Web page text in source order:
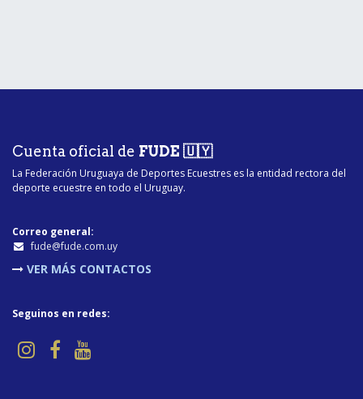
Cuenta oficial de FUDE 🇺🇾
La Federación Uruguaya de Deportes Ecuestres es la entidad rectora del
deporte ecuestre en todo el Uruguay.
Correo general:
fu​de@fude.com.uy
VER MÁS CONTACTOS
Seguinos en redes: